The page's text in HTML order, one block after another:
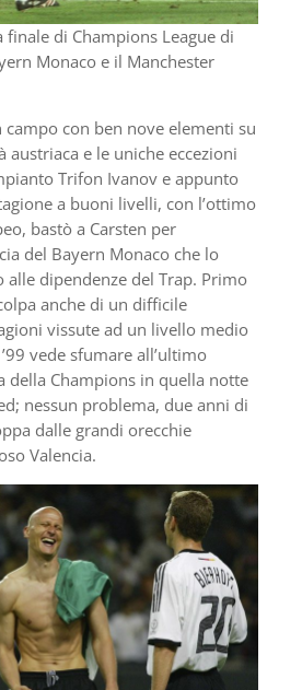
finale di Champions League di
Monaco e il Manchester
campo con ben nove elementi su
austriaca e le uniche eccezioni
Trifon Ivanov e appunto
a buoni livelli, con l’ottimo
bastò a Carsten per
del Bayern Monaco che lo
dipendenze del Trap. Primo
anche di un difficile
vissute ad un livello medio
vede sfumare all’ultimo
della Champions in quella notte
nessun problema, due anni di
dalle grandi orecchie
Valencia.